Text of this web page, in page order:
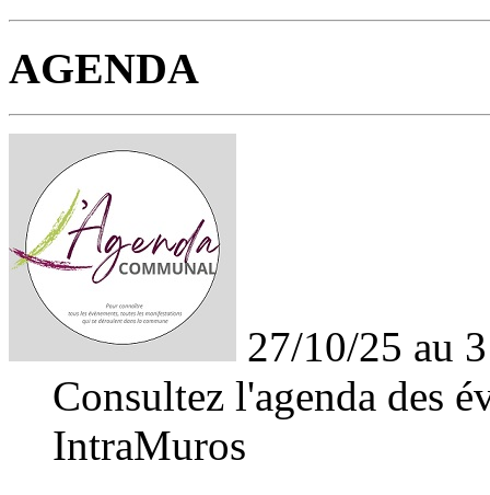
AGENDA
27/10/25 au
Consultez l'agenda des
IntraMuros